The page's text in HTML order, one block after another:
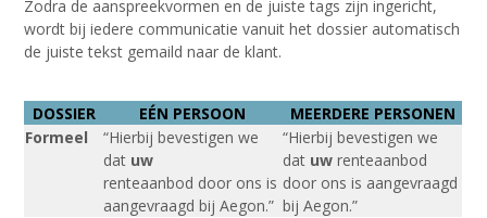
Zodra de aanspreekvormen en de juiste tags zijn ingericht,
wordt bij iedere communicatie vanuit het dossier automatisch
de juiste tekst gemaild naar de klant.
DOSSIER EÉN PERSOON
MEERDERE PERSONEN
Formeel
“Hierbij bevestigen we
dat uw
renteaanbod door ons is
aangevraagd bij Aegon.”
“Hierbij bevestigen we
dat uw renteaanbod
door ons is aangevraagd
bij Aegon.”